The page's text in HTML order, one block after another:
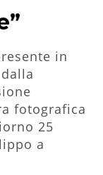
in
fotografica
25
a